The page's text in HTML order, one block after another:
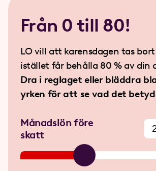
Från 0 till 80!
LO vill att karensdagen tas
istället får behålla 80 % av din
Dra i reglaget eller bläddra
yrken för att se vad det
Månadslön före
skatt